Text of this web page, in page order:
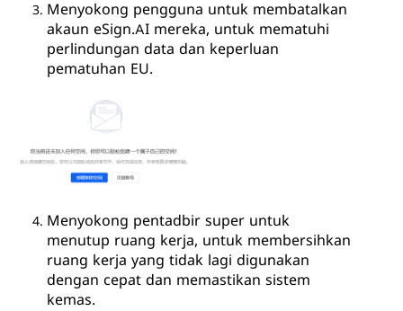
Menyokong pengguna untuk membatalkan
akaun eSign.AI mereka, untuk mematuhi
perlindungan data dan keperluan
pematuhan EU.
Menyokong pentadbir super untuk
menutup ruang kerja, untuk membersihkan
ruang kerja yang tidak lagi digunakan
dengan cepat dan memastikan sistem
kemas.